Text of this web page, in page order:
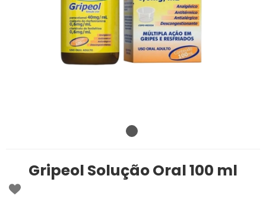
Gripeol Solução Oral 100 ml